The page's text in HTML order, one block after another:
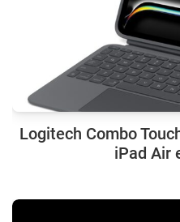
Logitech Combo
iPad Air